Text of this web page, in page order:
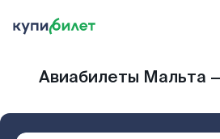
Авиабилеты Мальта —